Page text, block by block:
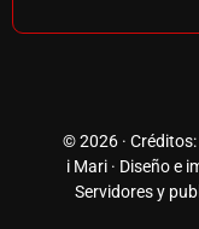
© 2026 ·
i Mari · Diseño e
Servidores y